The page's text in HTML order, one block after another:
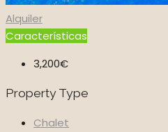
Alquiler
Características
3,200€
Property Type
Chalet